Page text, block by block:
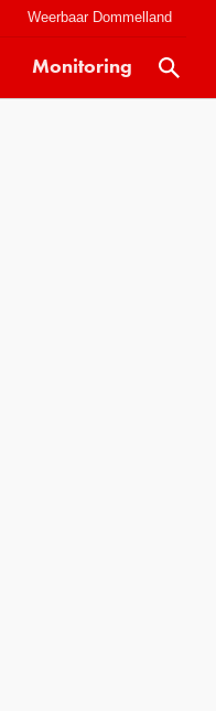
Weerbaar Dommelland
Monitoring